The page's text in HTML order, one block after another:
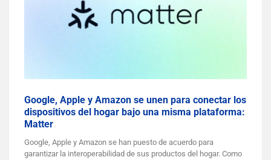
Google, Apple y Amazon se unen para conectar los
dispositivos del hogar bajo una misma plataforma:
Matter
Google, Apple y Amazon se han puesto de acuerdo para
garantizar la interoperabilidad de sus productos del hogar. Como